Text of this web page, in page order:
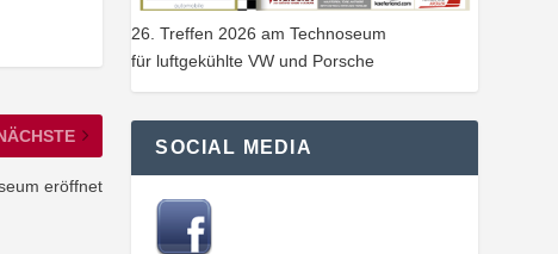
eröffnet
26. Treffen 2026 am Technoseum
für luftgekühlte VW und Porsche
SOCIAL MEDIA